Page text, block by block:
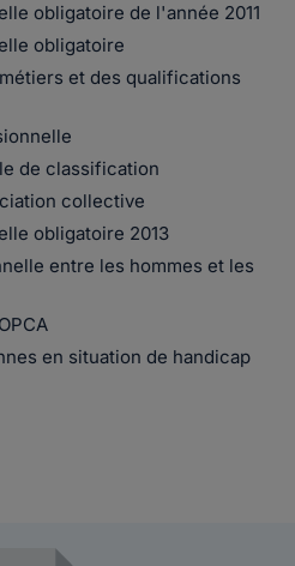
obligatoire de l'année 2011
obligatoire
et des qualifications
de classification
collective
obligatoire 2013
entre les hommes et les
en situation de handicap